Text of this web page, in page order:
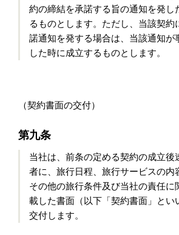
約の締結を承諾する旨の通知を発し
るものとします。ただし、当該契約
諾通知を発する場合は、当該通知が
した時に成立するものとします。
（契約書面の交付）
第九条
当社は、前条の定める契約の成立後
者に、旅行日程、旅行サービスの内
その他の旅行条件及び当社の責任に
載した書面（以下「契約書面」とい
交付します。